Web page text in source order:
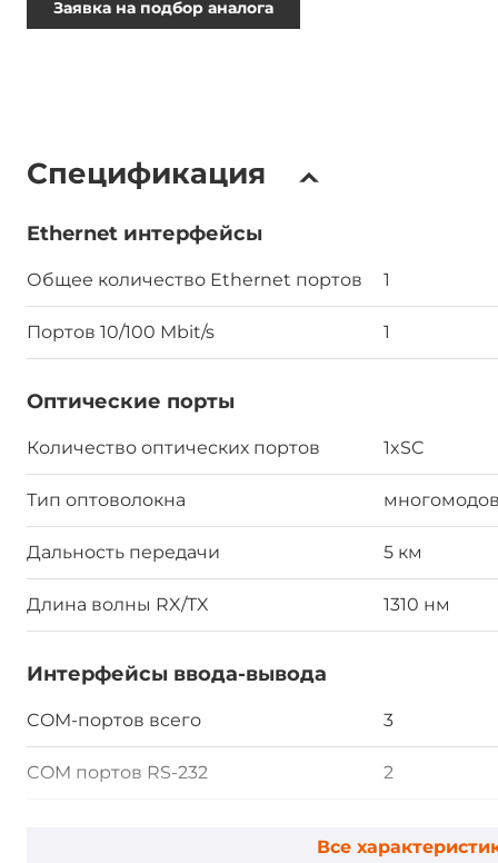
Заявка на подбор аналога
Спецификация
Ethernet интерфейсы
Общее количество Ethernet портов 1
Портов 10/100 Mbit/s 1
Оптические порты
Количество оптических портов 1xSC
Тип оптоволокна
Дальность передачи 5 км
Длина волны RX/TX 1310 нм
Интерфейсы ввода-вывода
COM-портов всего 3
COM портов RS-232 2
Все